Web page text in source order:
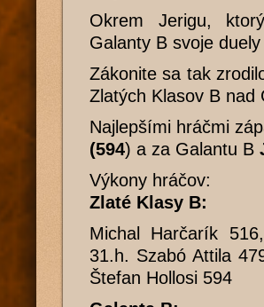
Okrem Jerigu,
Galanty B svoje
Zákonite sa tak
Zlatých Klasov B nad
Najlepšími hráčmi
(594) a za Galantu B
Výkony hráčov:
Zlaté Klasy B:
Michal Harčarík
31.h. Szabó Attila
Štefan Hollosi 594